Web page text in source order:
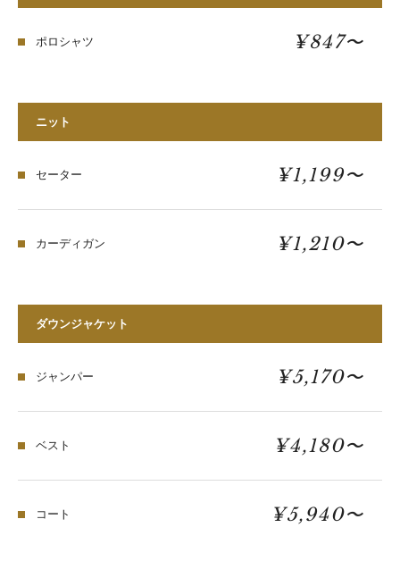
ポロシャツ ¥847〜
ニット
セーター ¥1,199〜
カーディガン ¥1,210〜
ダウンジャケット
ジャンパー ¥5,170〜
ベスト ¥4,180〜
コート ¥5,940〜